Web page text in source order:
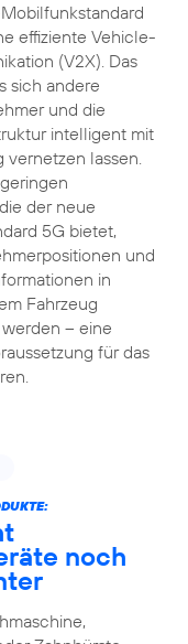
effiziente Vehicle-
(V2X). Das
sich andere
und die
intelligent mit
vernetzen lassen.
der neue
5G bietet,
und
in
Fahrzeug
– eine
für das
noch